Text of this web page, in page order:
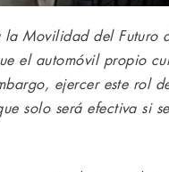
Movilidad del Futuro
el automóvil propio
ejercer este rol
solo será efectiva si